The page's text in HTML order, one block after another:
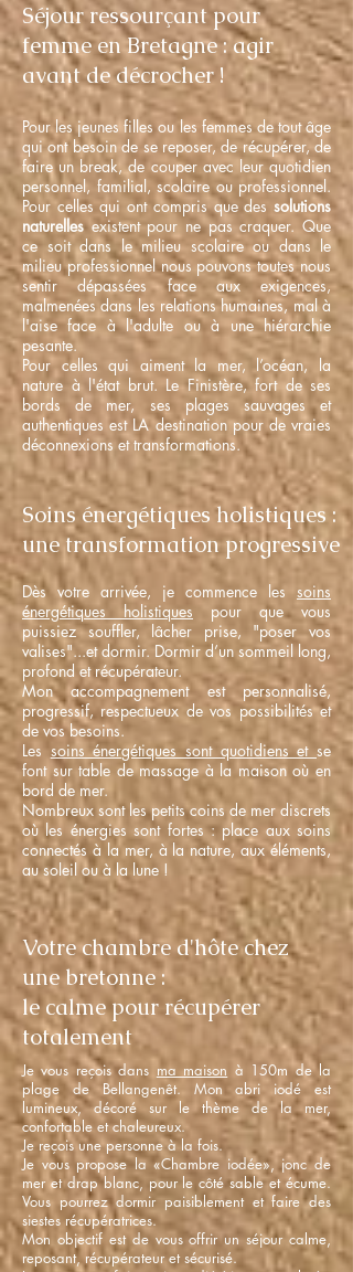
Séjour ressourçant pour
femme en Bretagne : agir
avant de décrocher !
Pour les jeunes filles ou les femmes de tout âge
qui ont besoin de se reposer, de récupérer, de
faire un break, de couper avec leur quotidien
personnel, familial, scolaire ou professionnel.
Pour celles qui ont compris que des solutions
naturellesexistent pour ne pas craquer. Que
ce soit dans le milieu scolaire ou dans le
milieu professionnel nous pouvons toutes nous
sentir dépassées face aux exigences,
malmenées dans les relations humaines, mal à
l'aise face à l'adulte ou à une hiérarchie
pesante.
Pour celles qui aiment la mer, l’océan, la
nature à l'état brut. Le Finistère, fort de ses
bords de mer, ses plages sauvages et
authentiques est LA destination pour de vraies
déconnexions et transformations.
Soins énergétiques holistiques :
une transformation progressive
Dès votre arrivée, je commence les soins
énergétiques holistiques pour que vous
puissiez souffler, lâcher prise, "poser vos
valises"...et dormir. Dormir d’un sommeil long,
profond et récupérateur.
Mon accompagnement est personnalisé,
progressif, respectueux de vos possibilités et
de vos besoins.
Les soins énergétiques sont quotidiens etse
font sur table de massage à la maison où en
bord de mer.
Nombreux sont les petits coins de mer discrets
où les énergies sont fortes : place aux soins
connectés à la mer, à la nature, aux éléments,
au soleil ou à la lune !
Votre chambre d'hôte chez
une bretonne :
le calme pour récupérer
totalement
Je vous reçois dans ma maison à 150m de la
plage de Bellangenêt. Mon abri iodé est
lumineux, décoré sur le thème de la mer,
confortable et chaleureux.
Je reçois une personne à la fois.
Je vous propose la «Chambre iodée», jonc de
mer et drap blanc, pour le côté sable et écume.
Vous pourrez dormir paisiblement et faire des
siestes récupératrices.
Mon objectif est de vous offrir un séjour calme,
reposant, récupérateur et sécurisé.